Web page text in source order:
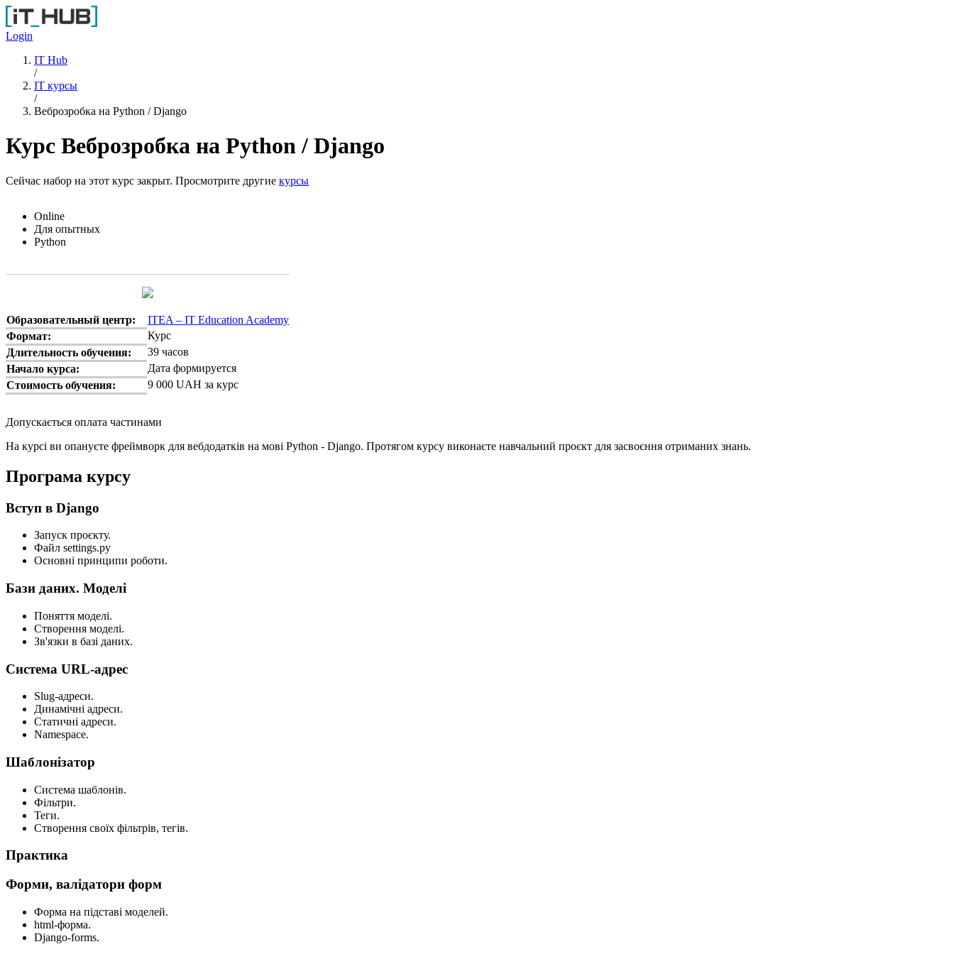
Перейти к основному содержанию
Login
IT Hub
/
IT курсы
/
Веброзробка на Python / Django
Курс Веброзробка на Python / Django
Сейчас набор на этот курс закрыт. Просмотрите другие курсы
Online
Для опытных
Python
Образовательный центр:
ITEA – IT Education Academy
Формат:
Курс
Длительность обучения:
39 часов
Начало курса:
Дата формируется
Стоимость обучения:
9 000 UAH за курс
Допускається оплата частинами
На курсі ви опануєте фреймворк для вебдодатків на мові Python - Django. Протягом курсу виконаєте навчальний проєкт для засвоєння отриманих знань.
Програма курсу
Вступ в Django
Запуск проєкту.
Файл settings.py
Основні принципи роботи.
Бази даних. Моделі
Поняття моделі.
Створення моделі.
Зв'язки в базі даних.
Система URL-адрес
Slug-адреси.
Динамічні адреси.
Статичні адреси.
Namespace.
Шаблонізатор
Система шаблонів.
Фільтри.
Теги.
Створення своїх фільтрів, тегів.
Практика
Форми, валідатори форм
Форма на підставі моделей.
html-форма.
Django-forms.